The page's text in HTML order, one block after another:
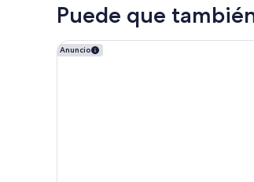
a
ciudad
cama
matrimonio
grande,
Puede que
Anuncio
Hyatt Place LAX/Century Blvd